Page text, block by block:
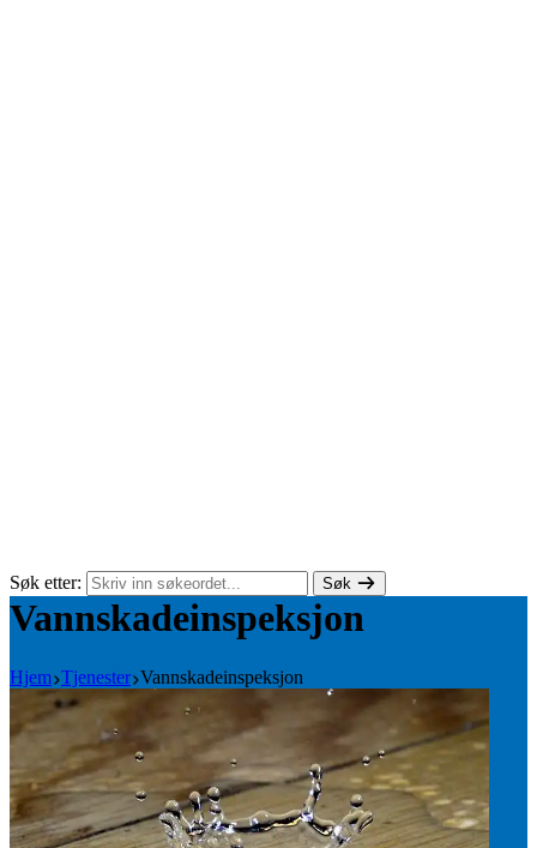
Søk etter: Søk
Vannskadeinspeksjon
Hjem Tjenester Vannskadeinspeksjon